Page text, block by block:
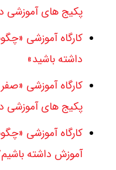
پکیج های آموزشی
کارگاه آموزشی
داشته باشید»
کارگاه آموزشی
پکیج های آموزشی
کارگاه آموزشی
آموزش داشته